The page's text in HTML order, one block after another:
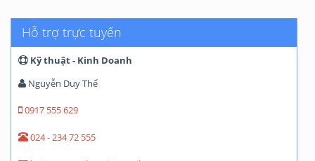
Hỗ trợ trực tuyến
Kỹ thuật - Kinh Doanh
Nguyễn Duy Thể
0917 555 629
024 - 234 72 555